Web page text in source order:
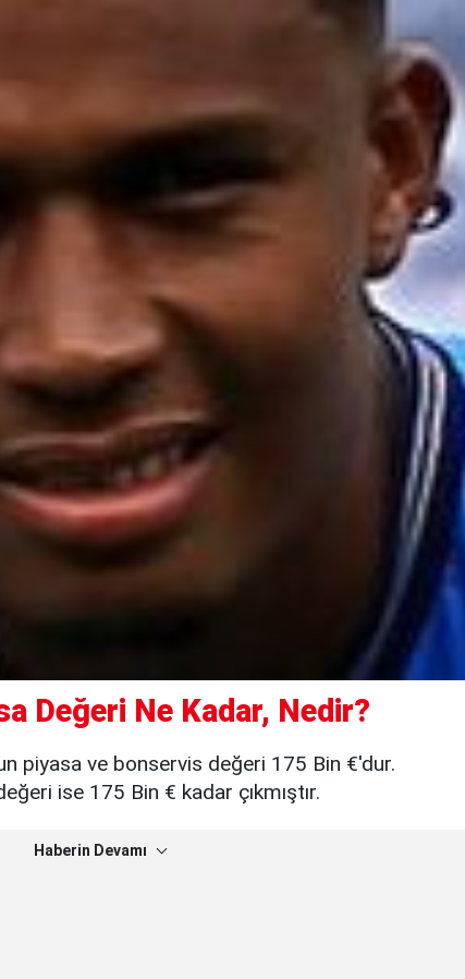
Değeri Ne Kadar, Nedir?
piyasa ve bonservis değeri 175 Bin €'dur.
ise 175 Bin € kadar çıkmıştır.
Haberin Devamı